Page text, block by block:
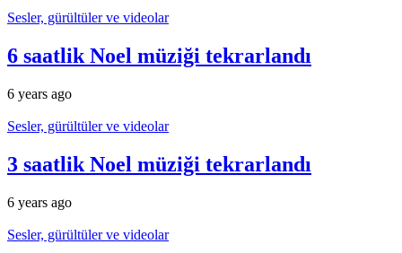
Sesler, gürültüler ve videolar
6 saatlik Noel müziği tekrarlandı
6 years ago
Sesler, gürültüler ve videolar
3 saatlik Noel müziği tekrarlandı
6 years ago
Sesler, gürültüler ve videolar